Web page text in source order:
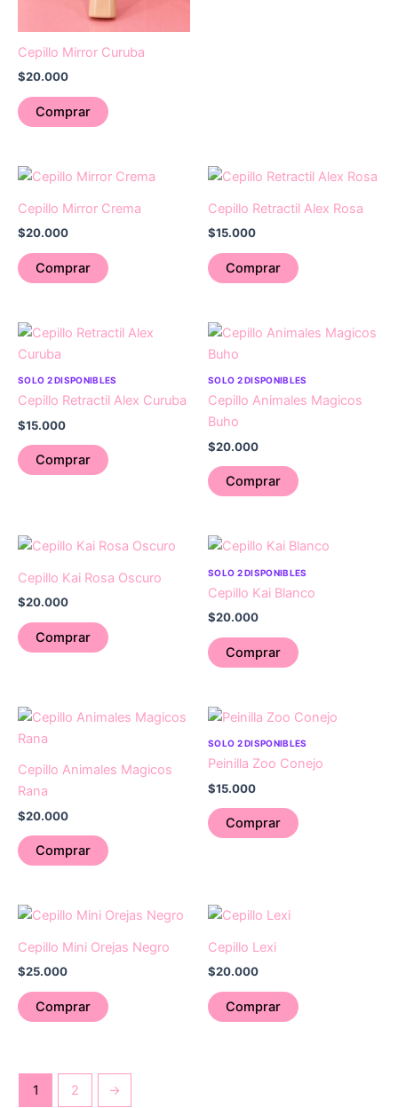
Cepillo Mirror Curuba
$20.000
Comprar
Cepillo Mirror Crema
$20.000
Comprar
Cepillo Retractil Alex Rosa
$15.000
Comprar
SOLO 2 DISPONIBLES
Cepillo Retractil Alex Curuba
$15.000
Comprar
SOLO 2 DISPONIBLES
Cepillo Animales Magicos
Buho
$20.000
Comprar
Cepillo Kai Rosa Oscuro
$20.000
Comprar
SOLO 2 DISPONIBLES
Cepillo Kai Blanco
$20.000
Comprar
Cepillo Animales Magicos
Rana
$20.000
Comprar
SOLO 2 DISPONIBLES
Peinilla Zoo Conejo
$15.000
Comprar
Cepillo Mini Orejas Negro
$25.000
Comprar
Cepillo Lexi
$20.000
Comprar
1 2 →